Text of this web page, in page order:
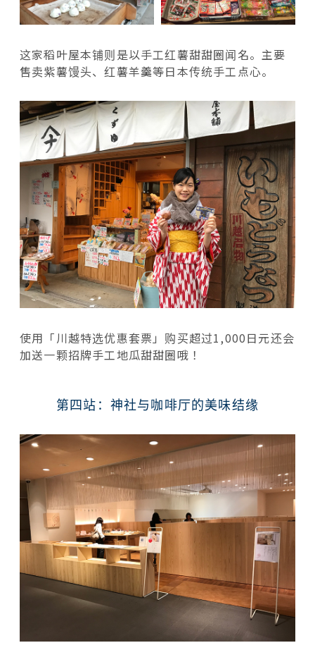
这家稻叶屋本铺则是以手工红薯甜甜圈闻名。主要
售卖紫薯馒头、红薯羊羹等日本传统手工点心。
使用「川越特选优惠套票」购买超过1,000日元还会
加送一颗招牌手工地瓜甜甜圈哦！
第四站：神社与咖啡厅的美味结缘